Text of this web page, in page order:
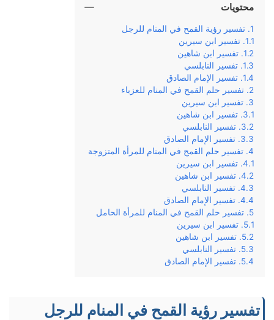
محتويات
تفسير رؤية القمح في المنام للرجل
تفسير ابن سيرين
تفسير ابن شاهين
تفسير النابلسي
تفسير الإمام الصادق
تفسير حلم القمح في المنام للعزباء
تفسير ابن سيرين
تفسير ابن شاهين
تفسير النابلسي
تفسير الإمام الصادق
تفسير حلم القمح في المنام للمرأة المتزوجة
تفسير ابن سيرين
تفسير ابن شاهين
تفسير النابلسي
تفسير الإمام الصادق
تفسير حلم القمح في المنام للمرأة الحامل
تفسير ابن سيرين
تفسير ابن شاهين
تفسير النابلسي
تفسير الإمام الصادق
تفسير رؤية القمح في المنام للرجل